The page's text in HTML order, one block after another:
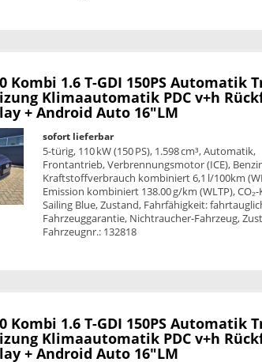
Kombi 1.6 T-GDI 150PS Automatik
Klimaautomatik PDC v+h
+ Android Auto 16"LM
sofort lieferbar
5-türig, 110 kW (150 PS), 1.598 cm³, Automatik,
Frontantrieb, Verbrennungsmotor (ICE),
Kraftstoffverbrauch kombiniert 6,1 l/100km
Emission kombiniert 138.00 g/km (WLTP),
Sailing Blue, Zustand, Fahrfähigkeit:
Fahrzeuggarantie, Nichtraucher-Fahrzeug,
Fahrzeugnr.: 132818
Kombi 1.6 T-GDI 150PS Automatik
Klimaautomatik PDC v+h
+ Android Auto 16"LM